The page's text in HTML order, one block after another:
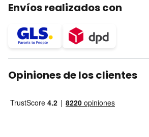
Envíos realizados con
Opiniones de los clientes